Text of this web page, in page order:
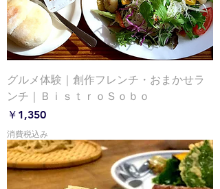
グルメ体験｜創作フレンチ・おまかせラ
ンチ｜ＢｉｓｔｒｏＳｏｂｏ
価格
￥1,350
消費税込み